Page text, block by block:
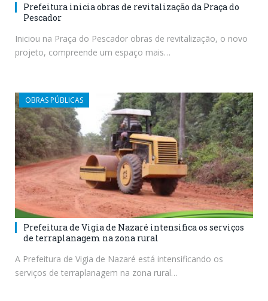
Prefeitura inicia obras de revitalização da Praça do
Pescador
Iniciou na Praça do Pescador obras de revitalização, o novo
projeto, compreende um espaço mais…
OBRAS PÚBLICAS
Prefeitura de Vigia de Nazaré intensifica os serviços
de terraplanagem na zona rural
A Prefeitura de Vigia de Nazaré está intensificando os
serviços de terraplanagem na zona rural…